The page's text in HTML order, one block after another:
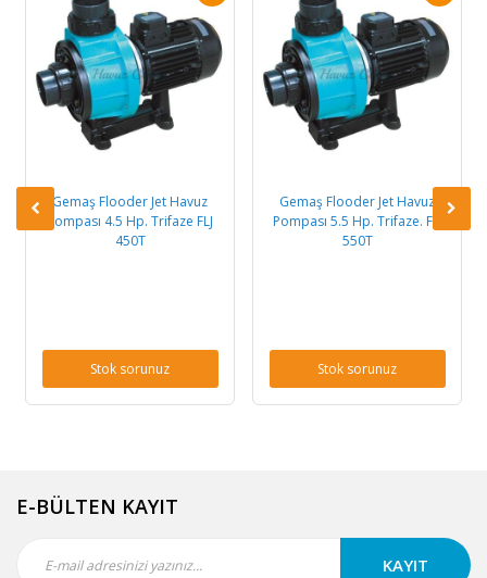
Gemaş Flooder Jet Havuz
Pompası 4.5 Hp. Trifaze FLJ
450T
Stok sorunuz
Gemaş Flooder Jet Havuz
Pompası 5.5 Hp. Trifaze. FLJ
550T
Stok sorunuz
E-BÜLTEN KAYIT
KAYIT